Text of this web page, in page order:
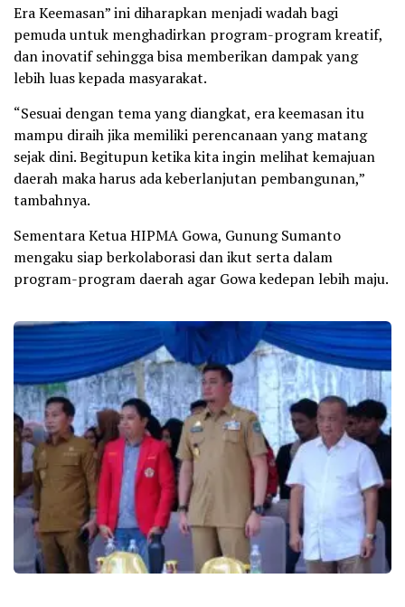
Era Keemasan” ini diharapkan menjadi wadah bagi
pemuda untuk menghadirkan program-program kreatif,
dan inovatif sehingga bisa memberikan dampak yang
lebih luas kepada masyarakat.
“Sesuai dengan tema yang diangkat, era keemasan itu
mampu diraih jika memiliki perencanaan yang matang
sejak dini. Begitupun ketika kita ingin melihat kemajuan
daerah maka harus ada keberlanjutan pembangunan,”
tambahnya.
Sementara Ketua HIPMA Gowa, Gunung Sumanto
mengaku siap berkolaborasi dan ikut serta dalam
program-program daerah agar Gowa kedepan lebih maju.